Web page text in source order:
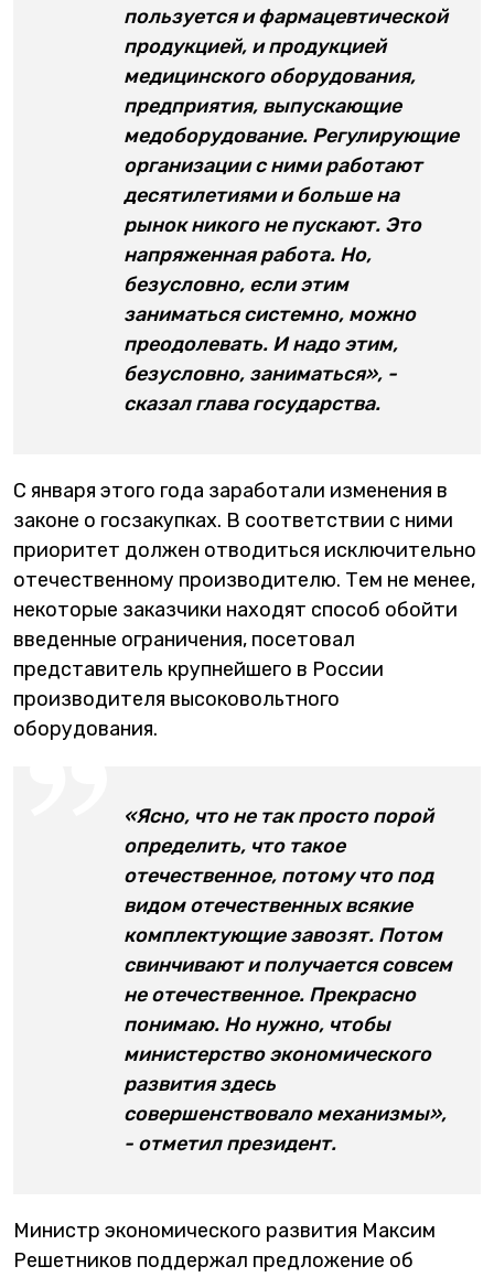
пользуется и фармацевтической
продукцией, и продукцией
медицинского оборудования,
предприятия, выпускающие
медоборудование. Регулирующие
организации с ними работают
десятилетиями и больше на
рынок никого не пускают. Это
напряженная работа. Но,
безусловно, если этим
заниматься системно, можно
преодолевать. И надо этим,
безусловно, заниматься», -
сказал глава государства.
С января этого года заработали изменения в
законе о госзакупках. В соответствии с ними
приоритет должен отводиться исключительно
отечественному производителю. Тем не менее,
некоторые заказчики находят способ обойти
введенные ограничения, посетовал
представитель крупнейшего в России
производителя высоковольтного
оборудования.
«Ясно, что не так просто порой
определить, что такое
отечественное, потому что под
видом отечественных всякие
комплектующие завозят. Потом
свинчивают и получается совсем
не отечественное. Прекрасно
понимаю. Но нужно, чтобы
министерство экономического
развития здесь
совершенствовало механизмы»,
- отметил президент.
Министр экономического развития Максим
Решетников поддержал предложение об